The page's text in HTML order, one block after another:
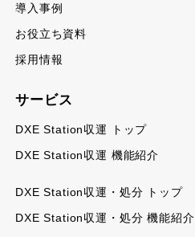
導入事例
お役立ち資料
採用情報
サービス
DXE Station収運 トップ
DXE Station収運 機能紹介
DXE Station収運・処分 トップ
DXE Station収運・処分 機能紹介